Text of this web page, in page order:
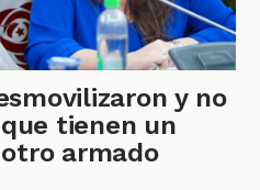
y no
tienen un
armado